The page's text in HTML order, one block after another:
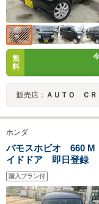
無
料
販売店： ＡＵＴＯ ＣＲ
ホンダ
バモスホビオ 660
イドドア 即日登録
購入プラン付